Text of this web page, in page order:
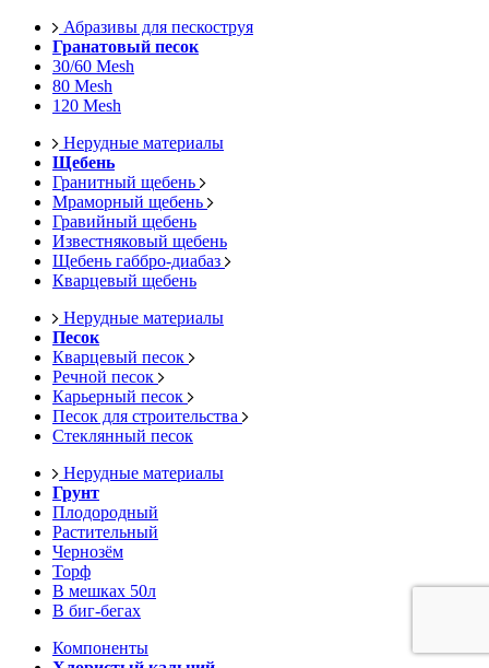
Абразивы для пескоструя
Гранатовый песок
30/60 Mesh
80 Mesh
120 Mesh
Нерудные материалы
Щебень
Гранитный щебень
Мраморный щебень
Гравийный щебень
Известняковый щебень
Щебень габбро-диабаз
Кварцевый щебень
Нерудные материалы
Песок
Кварцевый песок
Речной песок
Карьерный песок
Песок для строительства
Стеклянный песок
Нерудные материалы
Грунт
Плодородный
Растительный
Чернозём
Торф
В мешках 50л
В биг-бегах
Компоненты